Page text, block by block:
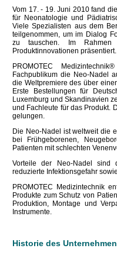
Vom 17. - 19. Juni 2010 fand
für Neonatologie und
Viele Spezialisten aus dem
teilgenommen, um im Dialog
zu tauschen. Im Rahmen
Produktinnovationen präsentiert.
PROMOTEC
Fachpublikum die Neo-Nadel
die Weltpremiere des über
Erste Bestellungen für
Luxemburg und Skandinavien
und Fachleute für das Produkt.
gelungen.
Die Neo-Nadel ist weltweit die
bei Frühgeborenen,
Patienten mit schlechten
Vorteile der Neo-Nadel sind
reduzierte Infektionsgefahr
PROMOTEC Medizintechnik
Produkte zum Schutz von
Produktion, Montage und
Instrumente.
Historie des